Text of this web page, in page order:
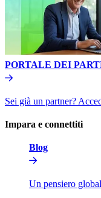
PORTALE DEI
Sei già un partner?
Impara e connettiti​​
Blog​​
Un pensiero